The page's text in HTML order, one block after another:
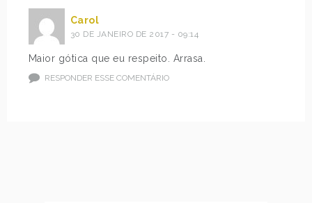
Carol
30 DE JANEIRO DE 2017 - 09:14
Maior gótica que eu respeito. Arrasa.
RESPONDER ESSE COMENTÁRIO